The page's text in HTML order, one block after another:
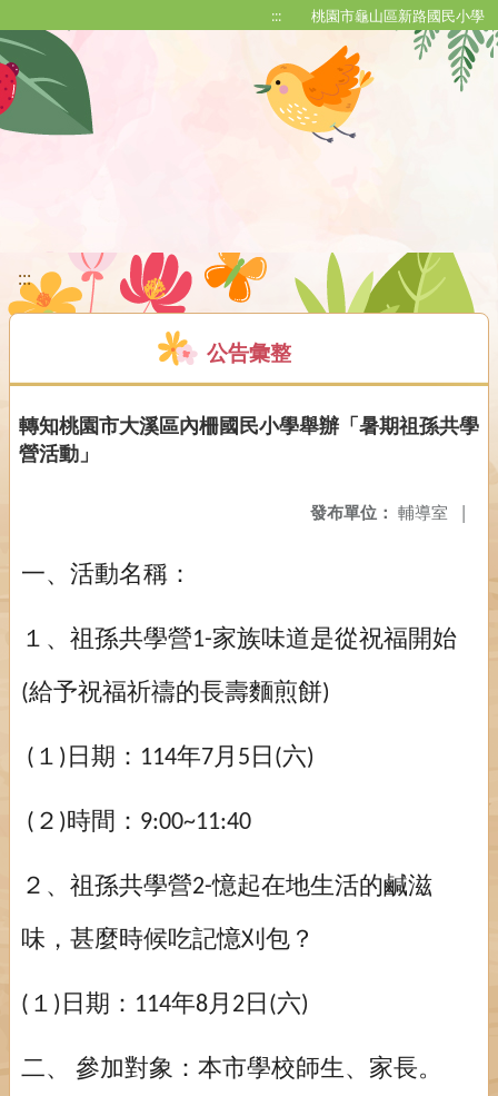
::: 桃園市龜山區新路國民小學
:::
公告彙整
轉知桃園市大溪區內柵國民小學舉辦「暑期祖孫共學
營活動」
發布單位： 輔導室 |
一、活動名稱：
１、祖孫共學營1-家族味道是從祝福開始
(給予祝福祈禱的長壽麵煎餅)
( １ ) 日期： 114年7月 5日 (六)
( ２ )時間： 9:00~11:40
２、祖孫共學營2-憶起在地生活的鹹滋
味，甚麼時候吃記憶刈包？
( １ ) 日期： 114年8月 2日 (六)
二、 參加對象：本市學校師生、家長。